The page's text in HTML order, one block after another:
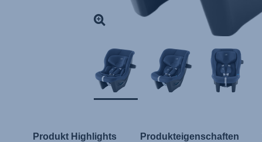
Produkt Highlights Produkteigenschaften